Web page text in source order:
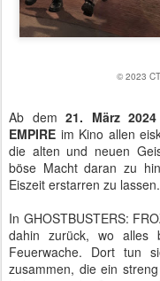
© 2023
Ab dem 21. März 2024
EMPIRE im Kino allen
die alten und neuen
böse Macht daran zu
Eiszeit erstarren zu lassen.
In GHOSTBUSTERS:
dahin zurück, wo alles
Feuerwache. Dort tun
zusammen, die ein